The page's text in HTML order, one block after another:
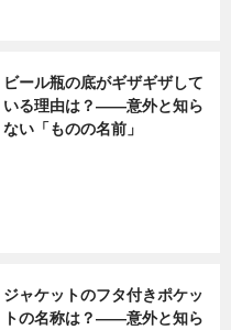
ビール瓶の底がギザギザして
いる理由は？――意外と知ら
ない「ものの名前」
ジャケットのフタ付きポケッ
トの名称は？――意外と知ら